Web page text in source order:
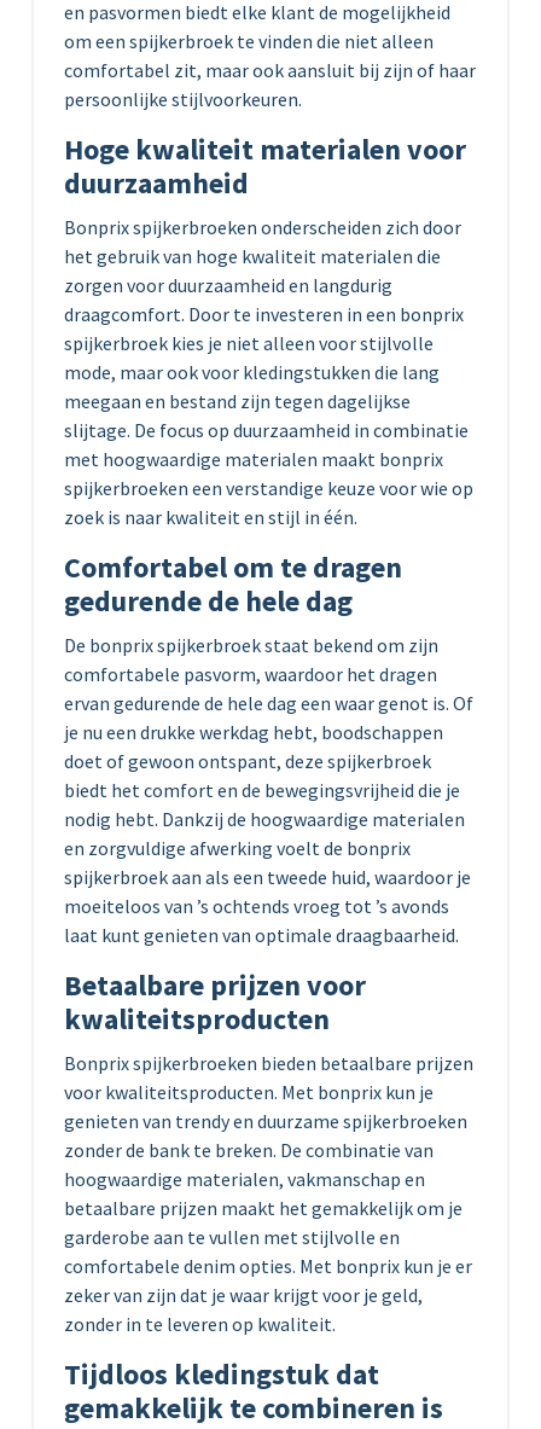
en pasvormen biedt elke klant de mogelijkheid
om een spijkerbroek te vinden die niet alleen
comfortabel zit, maar ook aansluit bij zijn of haar
persoonlijke stijlvoorkeuren.
Hoge kwaliteit materialen voor
duurzaamheid
Bonprix spijkerbroeken onderscheiden zich door
het gebruik van hoge kwaliteit materialen die
zorgen voor duurzaamheid en langdurig
draagcomfort. Door te investeren in een bonprix
spijkerbroek kies je niet alleen voor stijlvolle
mode, maar ook voor kledingstukken die lang
meegaan en bestand zijn tegen dagelijkse
slijtage. De focus op duurzaamheid in combinatie
met hoogwaardige materialen maakt bonprix
spijkerbroeken een verstandige keuze voor wie op
zoek is naar kwaliteit en stijl in één.
Comfortabel om te dragen
gedurende de hele dag
De bonprix spijkerbroek staat bekend om zijn
comfortabele pasvorm, waardoor het dragen
ervan gedurende de hele dag een waar genot is. Of
je nu een drukke werkdag hebt, boodschappen
doet of gewoon ontspant, deze spijkerbroek
biedt het comfort en de bewegingsvrijheid die je
nodig hebt. Dankzij de hoogwaardige materialen
en zorgvuldige afwerking voelt de bonprix
spijkerbroek aan als een tweede huid, waardoor je
moeiteloos van ’s ochtends vroeg tot ’s avonds
laat kunt genieten van optimale draagbaarheid.
Betaalbare prijzen voor
kwaliteitsproducten
Bonprix spijkerbroeken bieden betaalbare prijzen
voor kwaliteitsproducten. Met bonprix kun je
genieten van trendy en duurzame spijkerbroeken
zonder de bank te breken. De combinatie van
hoogwaardige materialen, vakmanschap en
betaalbare prijzen maakt het gemakkelijk om je
garderobe aan te vullen met stijlvolle en
comfortabele denim opties. Met bonprix kun je er
zeker van zijn dat je waar krijgt voor je geld,
zonder in te leveren op kwaliteit.
Tijdloos kledingstuk dat
gemakkelijk te combineren is